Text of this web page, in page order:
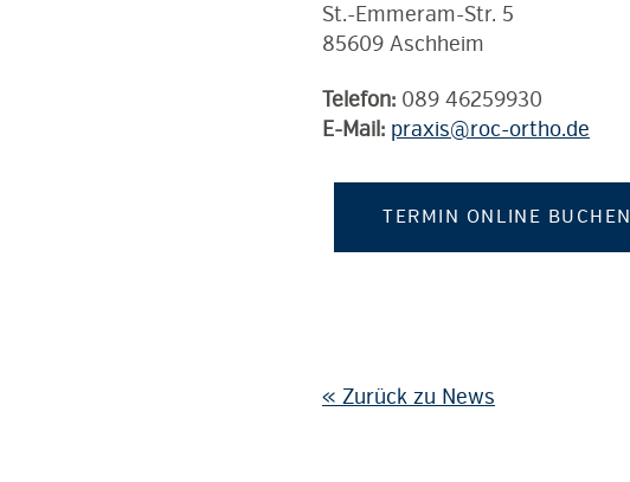
St.-Emmeram-Str. 5
85609 Aschheim
Telefon: 089 46259930
E-Mail: praxis@roc-ortho.de
TERMIN ONLINE BUCHEN
« Zurück zu News